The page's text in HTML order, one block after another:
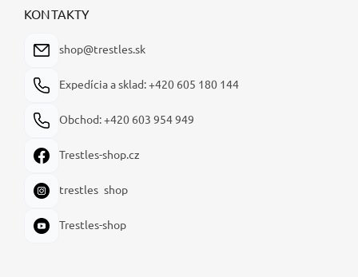
KONTAKTY
shop@trestles.sk
Expedícia a sklad: +420 605 180 144
Obchod: +420 603 954 949
Trestles-shop.cz
trestles_shop
Trestles-shop